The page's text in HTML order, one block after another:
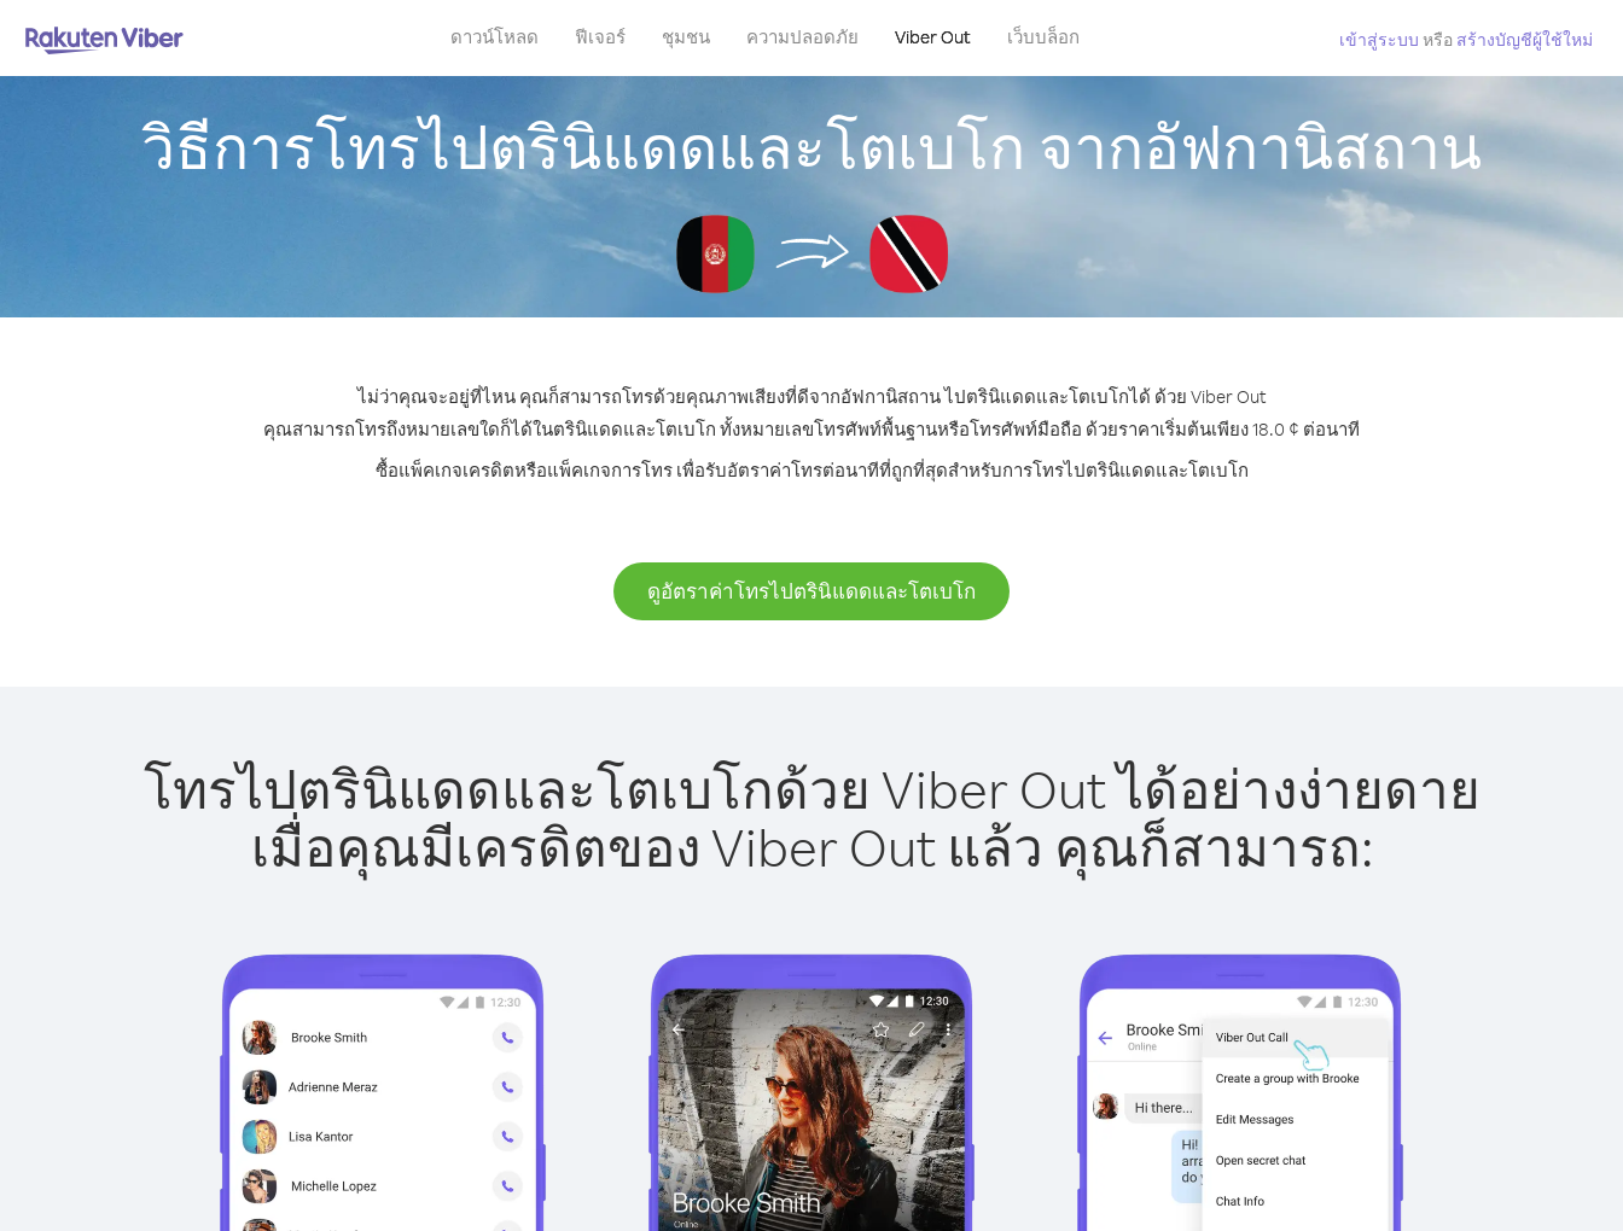
ดาวน์โหลด ฟีเจอร์ ชุมชน ความปลอดภัย Viber Out เว็บบล็อก เข้าสู่ระบบ หรือ สร้างบัญชีผู้ใช้ใหม่
วิธีการโทรไปตรินิแดดและโตเบโก จากอัฟกานิสถาน
ไม่ว่าคุณจะอยู่ที่ไหน คุณก็สามารถโทรด้วยคุณภาพเสียงที่ดีจากอัฟกานิสถาน ไปตรินิแดดและโตเบโกได้ ด้วย Viber Out
คุณสามารถโทรถึงหมายเลขใดก็ได้ในตรินิแดดและโตเบโก ทั้งหมายเลขโทรศัพท์พื้นฐานหรือโทรศัพท์มือถือ ด้วยราคาเริ่มต้นเพียง 18.0 ¢ ต่อนาที
ซื้อแพ็คเกจเครดิตหรือแพ็คเกจการโทร เพื่อรับอัตราค่าโทรต่อนาทีที่ถูกที่สุดสำหรับการโทรไปตรินิแดดและโตเบโก
ดูอัตราค่าโทรไปตรินิแดดและโตเบโก
โทรไปตรินิแดดและโตเบโกด้วย Viber Out ได้อย่างง่ายดาย
เมื่อคุณมีเครดิตของ Viber Out แล้ว คุณก็สามารถ: